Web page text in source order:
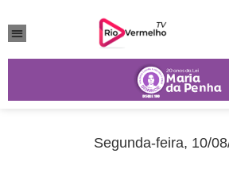
Segunda-feira, 10/